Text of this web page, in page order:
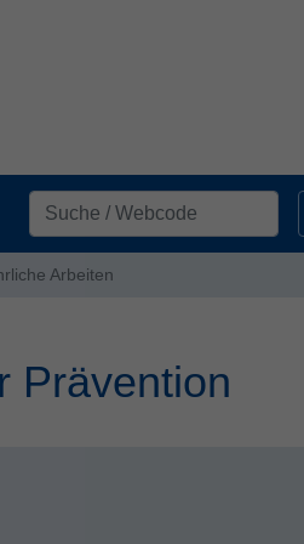
Arbeiten
Prävention